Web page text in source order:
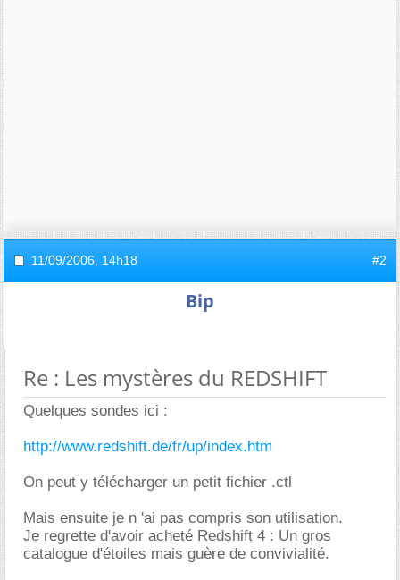
11/09/2006, 14h18 #2
Bip
Re : Les mystères du REDSHIFT
Quelques sondes ici :
http://www.redshift.de/fr/up/index.htm
On peut y télécharger un petit fichier .ctl
Mais ensuite je n 'ai pas compris son utilisation.
Je regrette d'avoir acheté Redshift 4 : Un gros
catalogue d'étoiles mais guère de convivialité.